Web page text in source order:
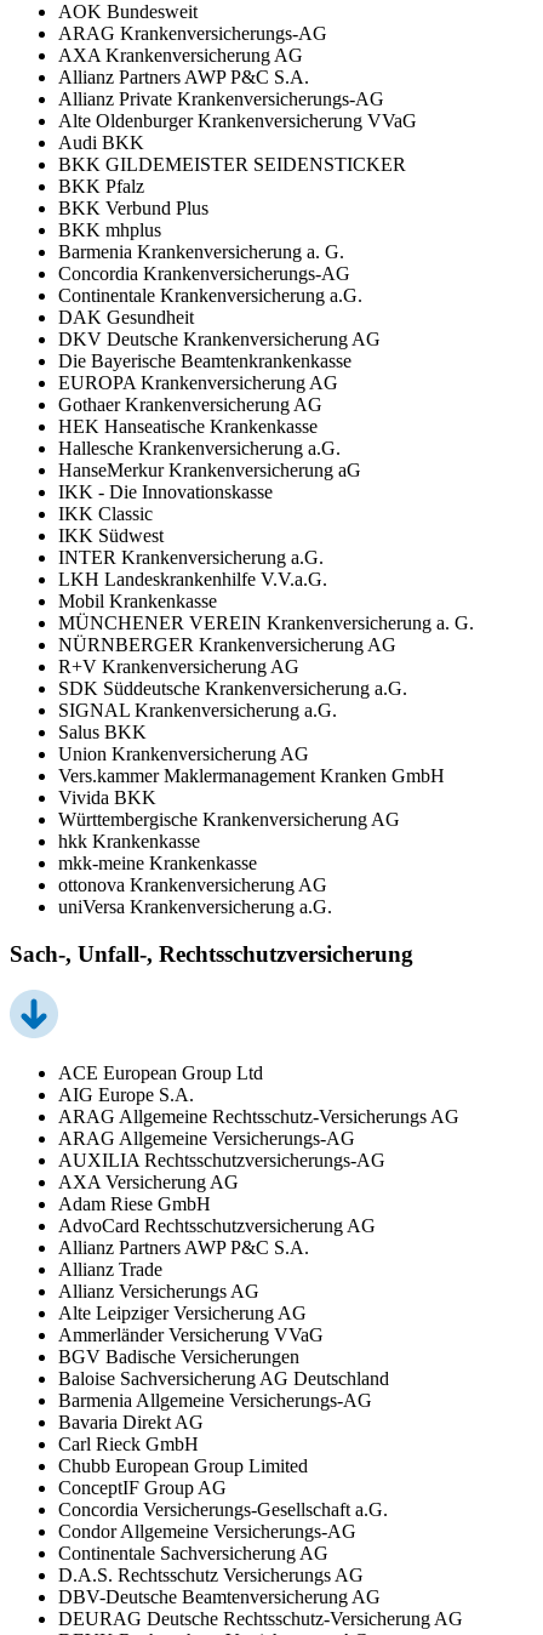
AOK Bundesweit
ARAG Krankenversicherungs-AG
AXA Krankenversicherung AG
Allianz Partners AWP P&C S.A.
Allianz Private Krankenversicherungs-AG
Alte Oldenburger Krankenversicherung VVaG
Audi BKK
BKK GILDEMEISTER SEIDENSTICKER
BKK Pfalz
BKK Verbund Plus
BKK mhplus
Barmenia Krankenversicherung a. G.
Concordia Krankenversicherungs-AG
Continentale Krankenversicherung a.G.
DAK Gesundheit
DKV Deutsche Krankenversicherung AG
Die Bayerische Beamtenkrankenkasse
EUROPA Krankenversicherung AG
Gothaer Krankenversicherung AG
HEK Hanseatische Krankenkasse
Hallesche Krankenversicherung a.G.
HanseMerkur Krankenversicherung aG
IKK - Die Innovationskasse
IKK Classic
IKK Südwest
INTER Krankenversicherung a.G.
LKH Landeskrankenhilfe V.V.a.G.
Mobil Krankenkasse
MÜNCHENER VEREIN Krankenversicherung a. G.
NÜRNBERGER Krankenversicherung AG
R+V Krankenversicherung AG
SDK Süddeutsche Krankenversicherung a.G.
SIGNAL Krankenversicherung a.G.
Salus BKK
Union Krankenversicherung AG
Vers.kammer Maklermanagement Kranken GmbH
Vivida BKK
Württembergische Krankenversicherung AG
hkk Krankenkasse
mkk-meine Krankenkasse
ottonova Krankenversicherung AG
uniVersa Krankenversicherung a.G.
Sach-, Unfall-, Rechtsschutzversicherung
ACE European Group Ltd
AIG Europe S.A.
ARAG Allgemeine Rechtsschutz-Versicherungs AG
ARAG Allgemeine Versicherungs-AG
AUXILIA Rechtsschutzversicherungs-AG
AXA Versicherung AG
Adam Riese GmbH
AdvoCard Rechtsschutzversicherung AG
Allianz Partners AWP P&C S.A.
Allianz Trade
Allianz Versicherungs AG
Alte Leipziger Versicherung AG
Ammerländer Versicherung VVaG
BGV Badische Versicherungen
Baloise Sachversicherung AG Deutschland
Barmenia Allgemeine Versicherungs-AG
Bavaria Direkt AG
Carl Rieck GmbH
Chubb European Group Limited
ConceptIF Group AG
Concordia Versicherungs-Gesellschaft a.G.
Condor Allgemeine Versicherungs-AG
Continentale Sachversicherung AG
D.A.S. Rechtsschutz Versicherungs AG
DBV-Deutsche Beamtenversicherung AG
DEURAG Deutsche Rechtsschutz-Versicherung AG